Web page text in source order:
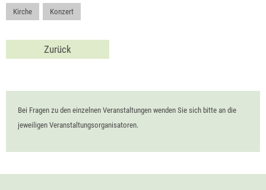
Kirche Konzert
Zurück
Bei Fragen zu den einzelnen Veranstaltungen wenden Sie sich bitte an die
jeweiligen Veranstaltungsorganisatoren.